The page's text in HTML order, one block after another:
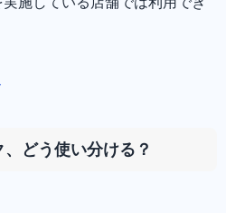
どう使い分ける？